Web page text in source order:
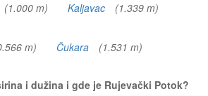
(1.000 m) Kaljavac
(1.339 m)
m) Čukara (1.531 m)
i dužina i gde je Rujevački Potok?